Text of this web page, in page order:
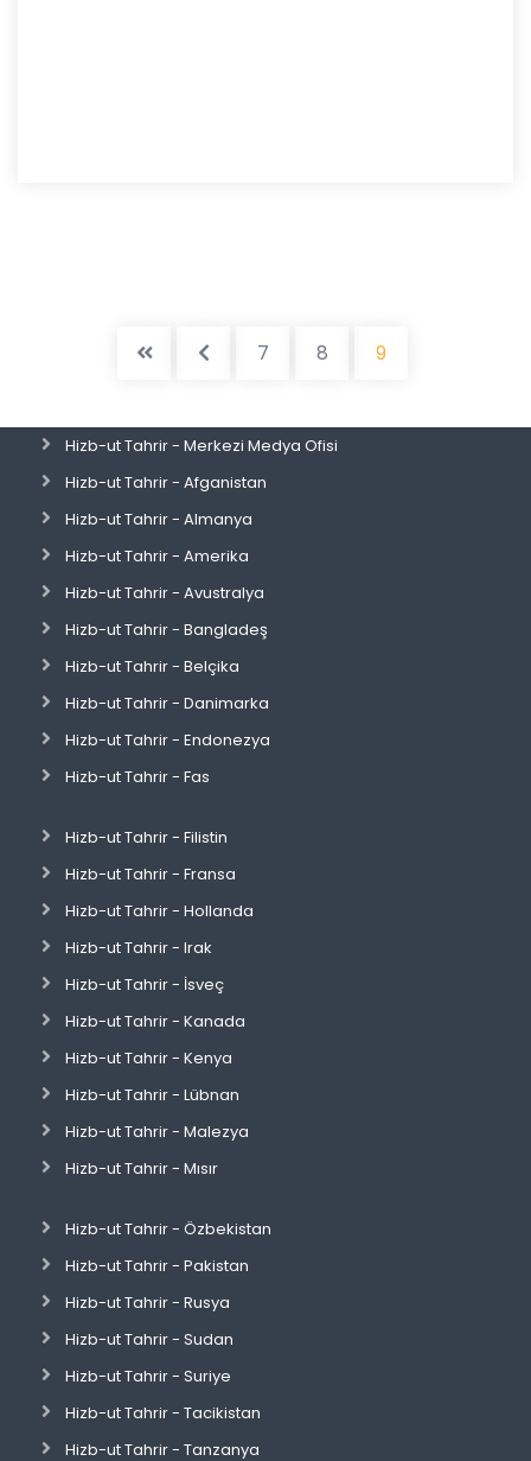
7 8 9
Hizb-ut Tahrir - Merkezi Medya Ofisi
Hizb-ut Tahrir - Afganistan
Hizb-ut Tahrir - Almanya
Hizb-ut Tahrir - Amerika
Hizb-ut Tahrir - Avustralya
Hizb-ut Tahrir - Bangladeş
Hizb-ut Tahrir - Belçika
Hizb-ut Tahrir - Danimarka
Hizb-ut Tahrir - Endonezya
Hizb-ut Tahrir - Fas
Hizb-ut Tahrir - Filistin
Hizb-ut Tahrir - Fransa
Hizb-ut Tahrir - Hollanda
Hizb-ut Tahrir - Irak
Hizb-ut Tahrir - İsveç
Hizb-ut Tahrir - Kanada
Hizb-ut Tahrir - Kenya
Hizb-ut Tahrir - Lübnan
Hizb-ut Tahrir - Malezya
Hizb-ut Tahrir - Mısır
Hizb-ut Tahrir - Özbekistan
Hizb-ut Tahrir - Pakistan
Hizb-ut Tahrir - Rusya
Hizb-ut Tahrir - Sudan
Hizb-ut Tahrir - Suriye
Hizb-ut Tahrir - Tacikistan
Hizb-ut Tahrir - Tanzanya